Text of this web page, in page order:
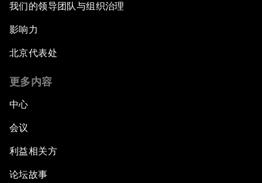
我们的领导团队与组织治理
影响力
北京代表处
更多内容
中心
会议
利益相关方
论坛故事